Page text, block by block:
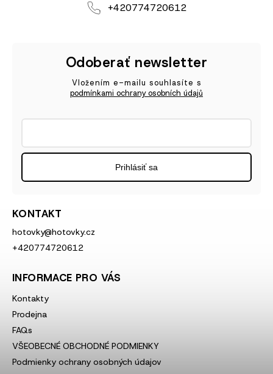
+420774720612
KONTAKT
hotovky@hotovky.cz
+420774720612
INFORMACE PRO VÁS
Kontakty
Prodejna
FAQs
VŠEOBECNÉ OBCHODNÉ PODMIENKY
Podmienky ochrany osobných údajov
Odoberať newsletter
Vložením e-mailu souhlasíte s
podmínkami ochrany osobních údajů
Prihlásiť sa